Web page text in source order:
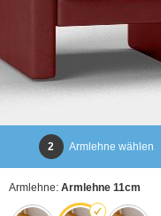
2 Armlehne wählen
Armlehne: Armlehne 11cm